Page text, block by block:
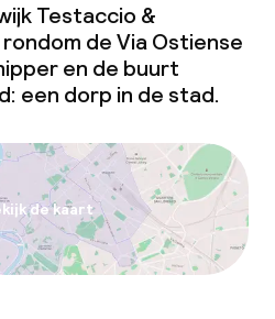
Testaccio &
de Via Ostiense
en de buurt
een dorp in de stad.
de kaart